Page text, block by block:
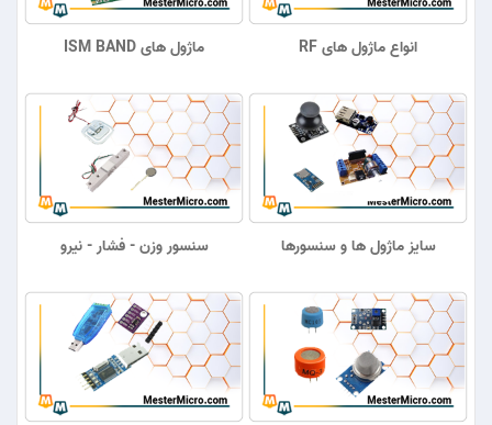
انواع ماژول های RF ماژول های ISM BAND
سایز ماژول ها و سنسورها سنسور وزن - فشار - نیرو